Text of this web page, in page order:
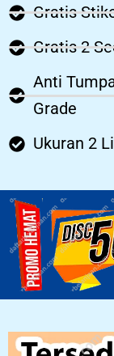
Gratis
Gratis 2
Anti
Grade
Ukuran 2